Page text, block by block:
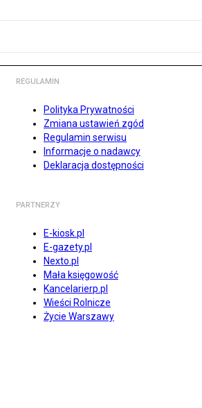
REGULAMIN
Polityka Prywatności
Zmiana ustawień zgód
Regulamin serwisu
Informacje o nadawcy
Deklaracja dostępności
PARTNERZY
E-kiosk.pl
E-gazety.pl
Nexto.pl
Mała księgowość
Kancelarierp.pl
Wieści Rolnicze
Życie Warszawy